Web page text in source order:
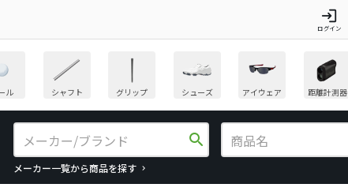
login
ログイン
ル シャフト グリップ シューズ アイウェア 距離計測器
search
メーカー一覧から商品を探す